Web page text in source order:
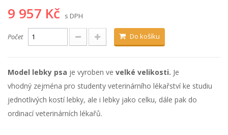
9 957 Kč s DPH
Počet Do košíku
Model lebky psa je vyroben ve velké velikosti. Je
vhodný zejména pro studenty veterinárního lékařství ke studiu
jednotlivých kostí lebky, ale i lebky jako celku, dále pak do
ordinací veterinárních lékařů.